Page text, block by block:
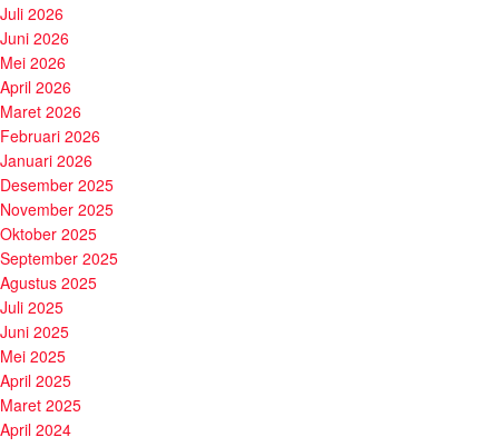
Juli 2026
Juni 2026
Mei 2026
April 2026
Maret 2026
Februari 2026
Januari 2026
Desember 2025
November 2025
Oktober 2025
September 2025
Agustus 2025
Juli 2025
Juni 2025
Mei 2025
April 2025
Maret 2025
April 2024